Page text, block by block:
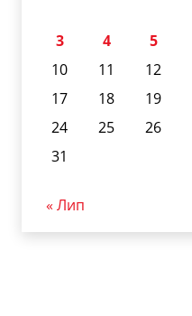
3
4 5
10
11 12
17
18 19
24
25 26
31
« Лип